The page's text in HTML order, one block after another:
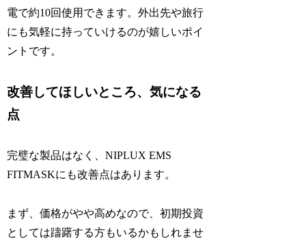
電で約10回使用できます。外出先や旅行
にも気軽に持っていけるのが嬉しいポイ
ントです。
改善してほしいところ、気になる
点
完璧な製品はなく、NIPLUX EMS
FITMASKにも改善点はあります。
まず、価格がやや高めなので、初期投資
としては躊躇する方もいるかもしれませ